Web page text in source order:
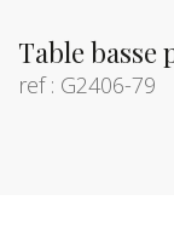
Table
ref : G2406-79